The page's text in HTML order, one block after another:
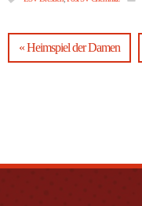
« Heimspiel der Damen